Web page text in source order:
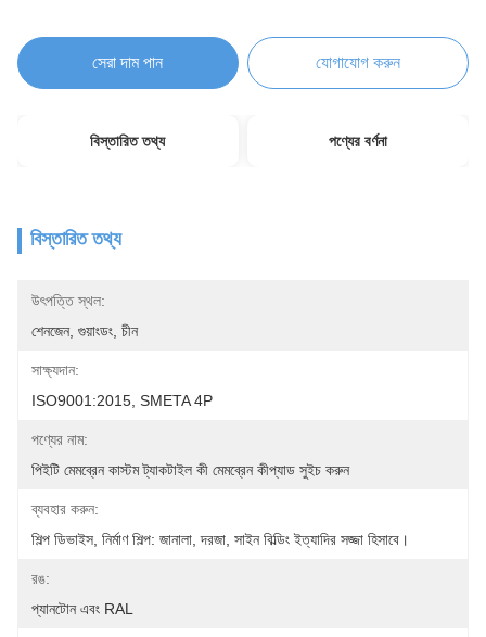
সেরা দাম পান যোগাযোগ করুন
বিস্তারিত তথ্য পণ্যের বর্ণনা
বিস্তারিত তথ্য
উৎপত্তি স্থল:
শেনজেন, গুয়াংডং, চীন
সাক্ষ্যদান:
ISO9001:2015, SMETA 4P
পণ্যের নাম:
পিইটি মেমব্রেন কাস্টম ট্যাকটাইল কী মেমব্রেন কীপ্যাড সুইচ করুন
ব্যবহার করুন:
শিল্প ডিভাইস, নির্মাণ শিল্প: জানালা, দরজা, সাইন বিল্ডিং ইত্যাদির সজ্জা হিসাবে।
রঙ:
প্যানটোন এবং RAL